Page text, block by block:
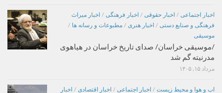
اخبار اجتماعی / اخبار حقوقی / اخبار فرهنگی / اخبار میراث
فرهنگی و صنایع دستی / اخبار هنری / مطبوعات و رسانه ها /
موسیقی
/موسیقی خراسان/ صدای تاریخ خراسان در هیاهوی
مدرنیته گم شد
مرداد ۱۵, ۱۴۰۵
اب و هوا و محیط زیست / اخبار اجتماعی / اخبار اقتصادی / اخبار